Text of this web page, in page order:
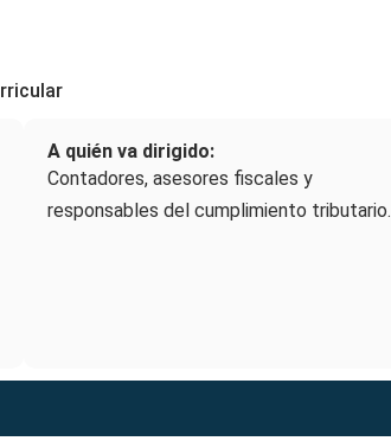
A quién va dirigido:
Contadores, asesores fiscales y
responsables del cumplimiento tributario.